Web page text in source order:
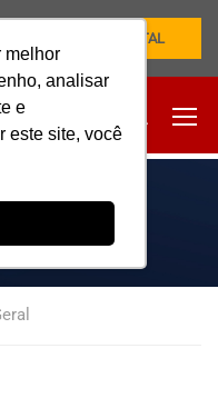
melhor
analisar
e
este site, você
NOVO PORTAL